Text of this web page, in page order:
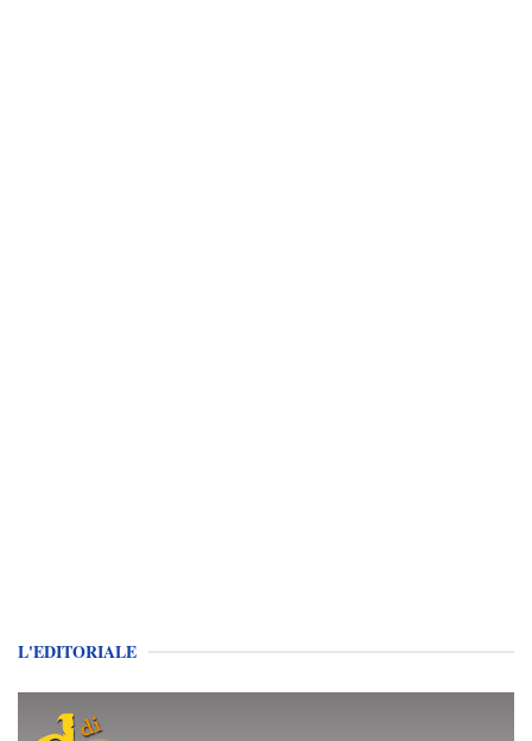
L'EDITORIALE